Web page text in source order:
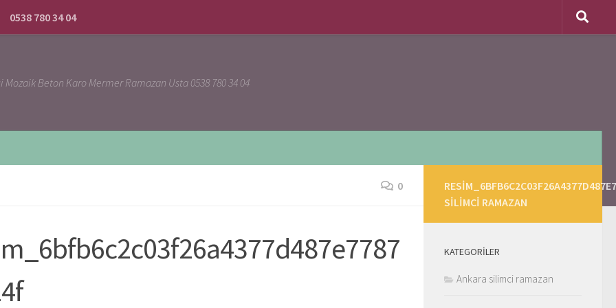
0538 780 34 04
Beton Karo Mermer Ramazan Usta 0538 780 34 04
0
SILIMCI RAMAZAN
KATEGORILER
Ankara silimci ramazan